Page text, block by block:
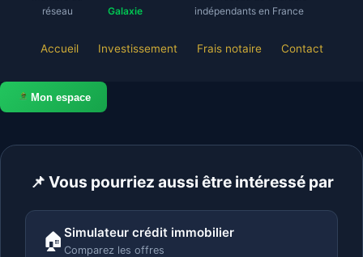
réseau
Galaxie
indépendants en France
Accueil Investissement Frais notaire Contact
Mon espace
📌 Vous pourriez aussi être intéressé par
🏠 Simulateur crédit immobilier
Comparez les offres